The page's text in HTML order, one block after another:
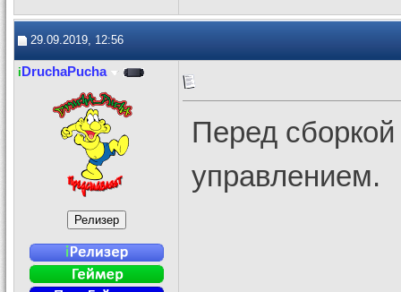
29.09.2019, 12:56
i DruchaPucha
Перед
управлением.